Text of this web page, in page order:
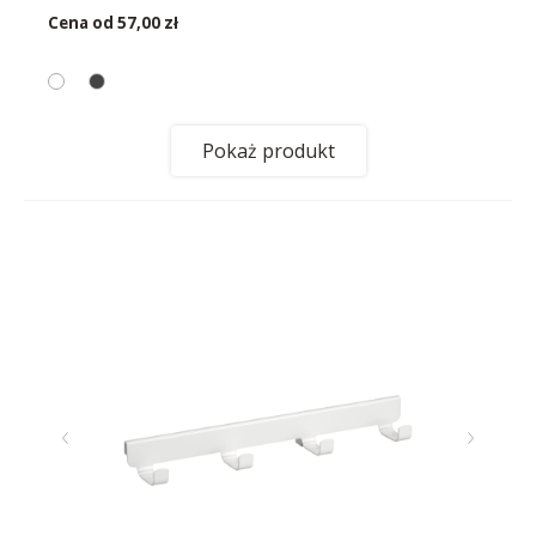
Cena od 57,00 zł
Pokaż produkt